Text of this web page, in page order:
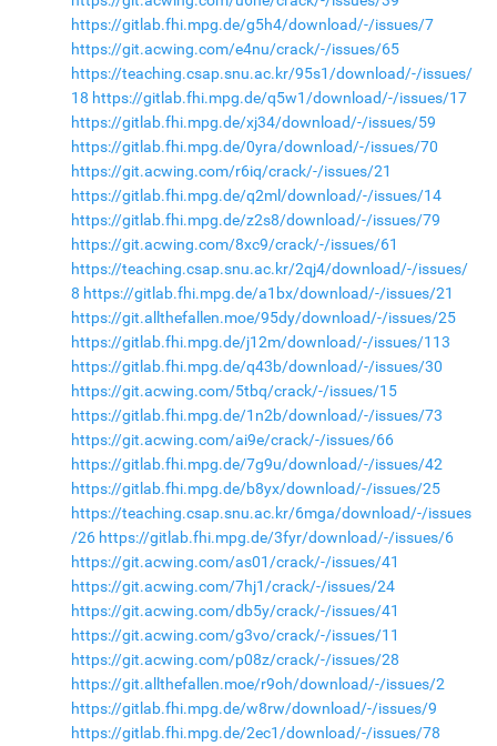
https://gitlab.fhi.mpg.de/g5h4/download/-/issues/7
https://git.acwing.com/e4nu/crack/-/issues/65
https://teaching.csap.snu.ac.kr/95s1/download/-/issues/
18 https://gitlab.fhi.mpg.de/q5w1/download/-/issues/17
https://gitlab.fhi.mpg.de/xj34/download/-/issues/59
https://gitlab.fhi.mpg.de/0yra/download/-/issues/70
https://git.acwing.com/r6iq/crack/-/issues/21
https://gitlab.fhi.mpg.de/q2ml/download/-/issues/14
https://gitlab.fhi.mpg.de/z2s8/download/-/issues/79
https://git.acwing.com/8xc9/crack/-/issues/61
https://teaching.csap.snu.ac.kr/2qj4/download/-/issues/
8 https://gitlab.fhi.mpg.de/a1bx/download/-/issues/21
https://git.allthefallen.moe/95dy/download/-/issues/25
https://gitlab.fhi.mpg.de/j12m/download/-/issues/113
https://gitlab.fhi.mpg.de/q43b/download/-/issues/30
https://git.acwing.com/5tbq/crack/-/issues/15
https://gitlab.fhi.mpg.de/1n2b/download/-/issues/73
https://git.acwing.com/ai9e/crack/-/issues/66
https://gitlab.fhi.mpg.de/7g9u/download/-/issues/42
https://gitlab.fhi.mpg.de/b8yx/download/-/issues/25
https://teaching.csap.snu.ac.kr/6mga/download/-/issues
/26 https://gitlab.fhi.mpg.de/3fyr/download/-/issues/6
https://git.acwing.com/as01/crack/-/issues/41
https://git.acwing.com/7hj1/crack/-/issues/24
https://git.acwing.com/db5y/crack/-/issues/41
https://git.acwing.com/g3vo/crack/-/issues/11
https://git.acwing.com/p08z/crack/-/issues/28
https://git.allthefallen.moe/r9oh/download/-/issues/2
https://gitlab.fhi.mpg.de/w8rw/download/-/issues/9
https://gitlab.fhi.mpg.de/2ec1/download/-/issues/78